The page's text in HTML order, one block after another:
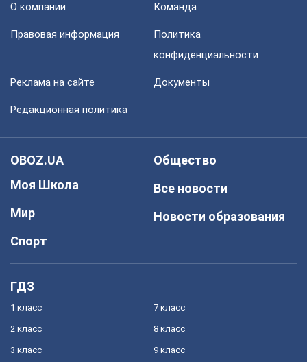
О компании Команда
Правовая информация
Политика
конфиденциальности
Реклама на сайте Документы
Редакционная политика
OBOZ.UA
Моя Школа
Мир
Спорт
Общество
Все новости
Новости образования
ГДЗ
1 класс
2 класс
3 класс
7 класс
8 класс
9 класс